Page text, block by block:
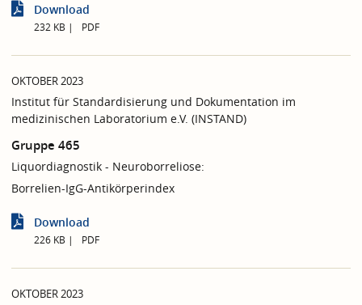
Download
232 KB PDF
OKTOBER 2023
Institut für Standardisierung und Dokumentation im
medizinischen Laboratorium e.V. (INSTAND)
Gruppe 465
Liquordiagnostik - Neuroborreliose:
Borrelien-IgG-Antikörperindex
Download
226 KB PDF
OKTOBER 2023